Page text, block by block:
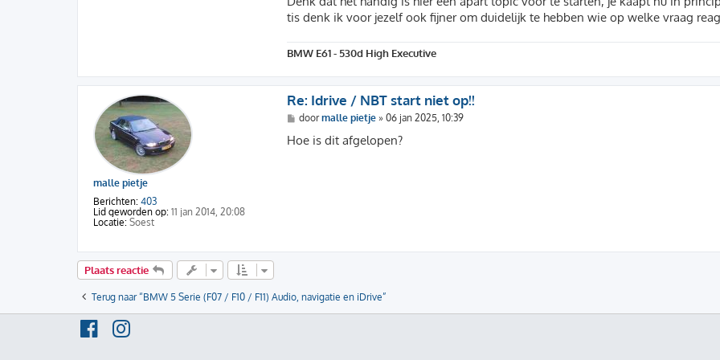
tis denk ik voor jezelf ook fijner om duidelijk te hebben wie op welke vraag
BMW E61 - 530d High Executive
malle pietje
Berichten: 403
Lid geworden op: 11 jan 2014, 20:08
Locatie: Soest
Re: Idrive / NBT start niet op!!
B
r
i
doormalle pietje »06 jan 2025, 10:39
Hoe is dit afgelopen?
Plaats reactie
Terug naar “BMW 5 Serie (F07 / F10 / F11) Audio, navigatie en iDrive”